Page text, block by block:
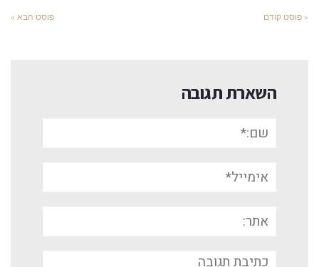
« פוסט קודם פוסט הבא »
השארת תגובה
אימייל*
תגובה